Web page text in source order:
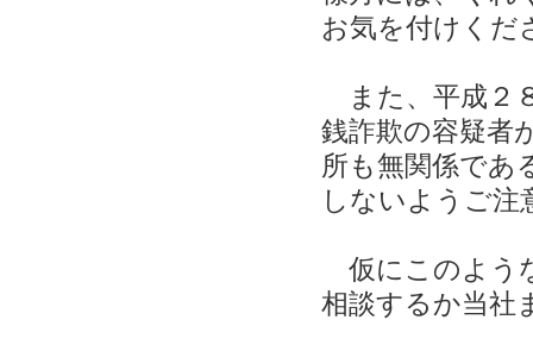
お気を付けくだ
また、平成２
銭詐欺の容疑者
所も無関係であ
しないようご注
仮にこのよう
相談するか当社